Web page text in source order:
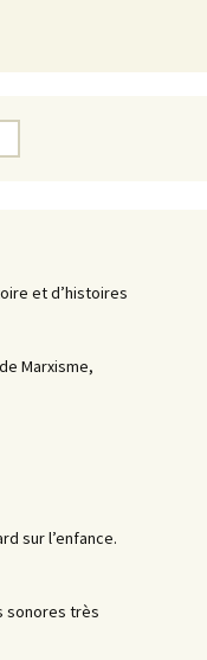
et d’histoires
Marxisme,
sur l’enfance.
sonores très